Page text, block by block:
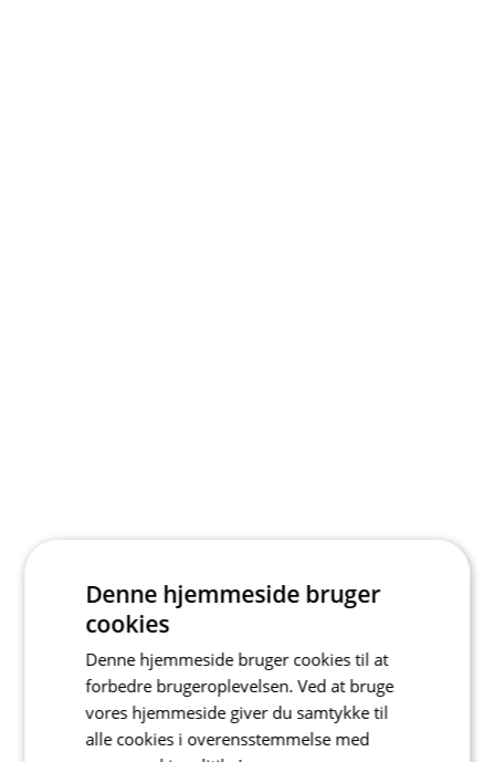
Denne hjemmeside bruger
cookies
Denne hjemmeside bruger cookies til at
forbedre brugeroplevelsen. Ved at bruge
vores hjemmeside giver du samtykke til
alle cookies i overensstemmelse med